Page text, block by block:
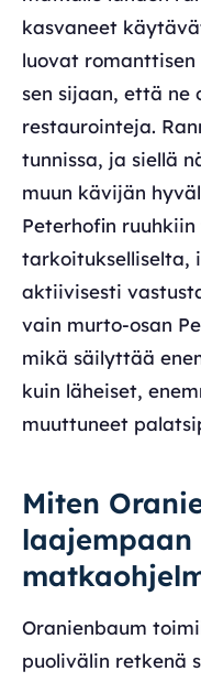
kasvaneet
luovat
sen sijaan, että ne
restaurointeja.
tunnissa, ja siellä
muun kävijän
Peterhofin
tarkoitukselliselta,
aktiivisesti
vain murto-osan
mikä säilyttää
kuin läheiset,
muuttuneet
Miten
laajempaan
Oranienbaum
puolivälin retkenä